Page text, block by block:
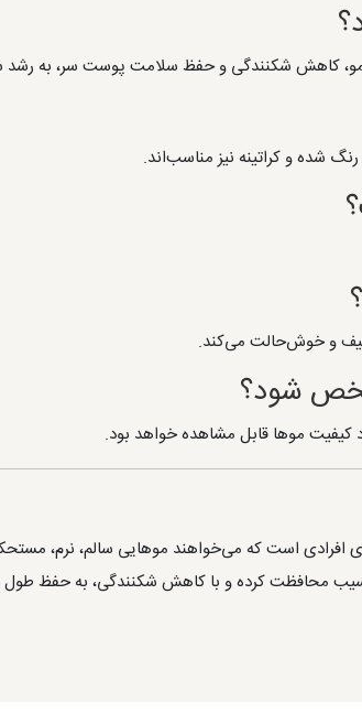
مو، کاهش شکنندگی و حفظ سلامت پوست سر، به
شده و کراتینه نیز مناسب‌اند.
و خوش‌حالت می‌کند.
شود؟
کیفیت موها قابل مشاهده خواهد بود.
افرادی است که می‌خواهند موهایی سالم، نرم،
آسیب محافظت کرده و با کاهش شکنندگی، به حفظ